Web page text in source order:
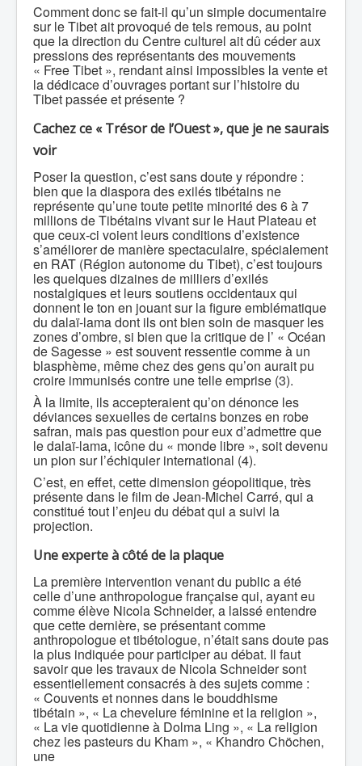
Comment donc se fait-il qu’un simple documentaire
sur le Tibet ait provoqué de tels remous, au point
que la direction du Centre culturel ait dû céder aux
pressions des représentants des mouvements
« Free Tibet », rendant ainsi impossibles la vente et
la dédicace d’ouvrages portant sur l’histoire du
Tibet passée et présente ?
Cachez ce « Trésor de l’Ouest », que je ne saurais
voir
Poser la question, c’est sans doute y répondre :
bien que la diaspora des exilés tibétains ne
représente qu’une toute petite minorité des 6 à 7
millions de Tibétains vivant sur le Haut Plateau et
que ceux-ci voient leurs conditions d’existence
s’améliorer de manière spectaculaire, spécialement
en RAT (Région autonome du Tibet), c’est toujours
les quelques dizaines de milliers d’exilés
nostalgiques et leurs soutiens occidentaux qui
donnent le ton en jouant sur la figure emblématique
du dalaï-lama dont ils ont bien soin de masquer les
zones d’ombre, si bien que la critique de l’ « Océan
de Sagesse » est souvent ressentie comme à un
blasphème, même chez des gens qu’on aurait pu
croire immunisés contre une telle emprise (3).
À la limite, ils accepteraient qu’on dénonce les
déviances sexuelles de certains bonzes en robe
safran, mais pas question pour eux d’admettre que
le dalaï-lama, icône du « monde libre », soit devenu
un pion sur l’échiquier international (4).
C’est, en effet, cette dimension géopolitique, très
présente dans le film de Jean-Michel Carré, qui a
constitué tout l’enjeu du débat qui a suivi la
projection.
Une experte à côté de la plaque
La première intervention venant du public a été
celle d’une anthropologue française qui, ayant eu
comme élève Nicola Schneider, a laissé entendre
que cette dernière, se présentant comme
anthropologue et tibétologue, n’était sans doute pas
la plus indiquée pour participer au débat. Il faut
savoir que les travaux de Nicola Schneider sont
essentiellement consacrés à des sujets comme :
« Couvents et nonnes dans le bouddhisme
tibétain », « La chevelure féminine et la religion »,
« La vie quotidienne à Dolma Ling », « La religion
chez les pasteurs du Kham », « Khandro Chöchen,
une